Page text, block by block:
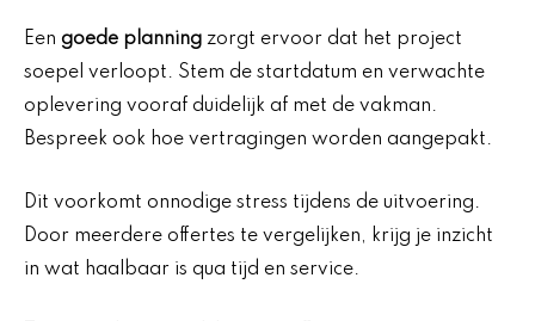
Een goede planning zorgt ervoor dat het project
soepel verloopt. Stem de startdatum en verwachte
oplevering vooraf duidelijk af met de vakman.
Bespreek ook hoe vertragingen worden aangepakt.
Dit voorkomt onnodige stress tijdens de uitvoering.
Door meerdere offertes te vergelijken, krijg je inzicht
in wat haalbaar is qua tijd en service.